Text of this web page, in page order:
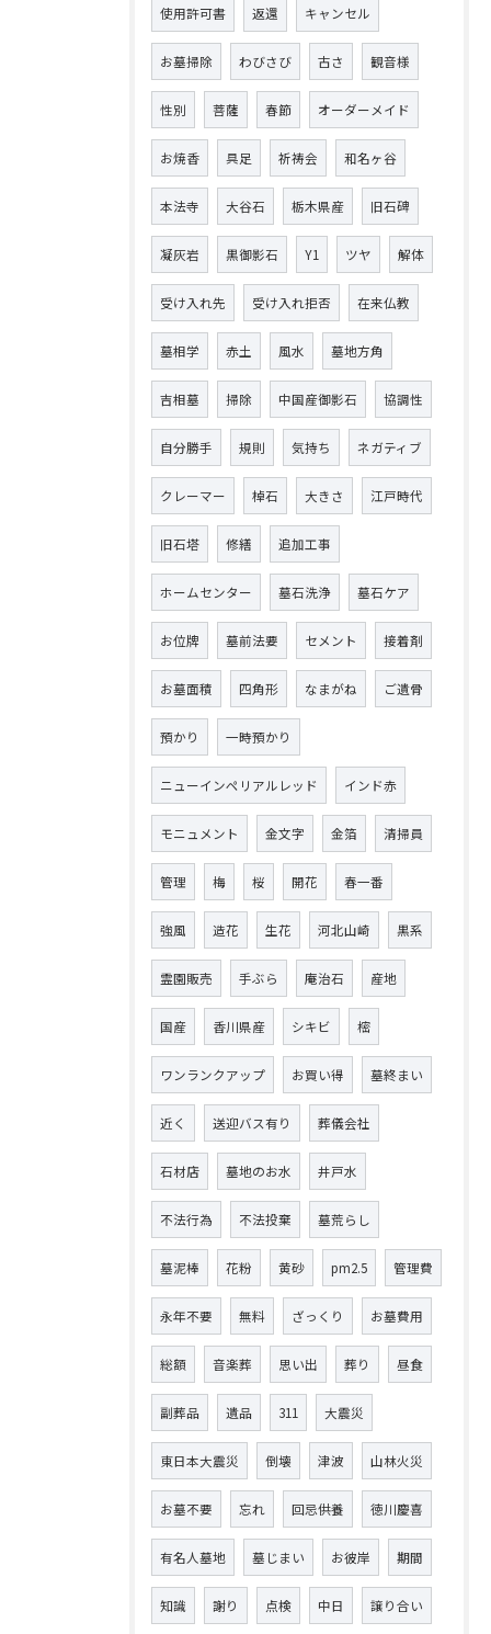
使用許可書 返還 キャンセル
お墓掃除 わびさび 古さ 観音様
性別 菩薩 春節 オーダーメイド
お焼香 具足 祈祷会 和名ヶ谷
本法寺 大谷石 栃木県産 旧石碑
凝灰岩 黒御影石 Y1 ツヤ 解体
受け入れ先 受け入れ拒否 在来仏教
墓相学 赤土 風水 墓地方角
吉相墓 掃除 中国産御影石 協調性
自分勝手 規則 気持ち ネガティブ
クレーマー 棹石 大きさ 江戸時代
旧石塔 修繕 追加工事
ホームセンター 墓石洗浄 墓石ケア
お位牌 墓前法要 セメント 接着剤
お墓面積 四角形 なまがね ご遺骨
預かり 一時預かり
ニューインペリアルレッド インド赤
モニュメント 金文字 金箔 清掃員
管理 梅 桜 開花 春一番
強風 造花 生花 河北山崎 黒系
霊園販売 手ぶら 庵治石 産地
国産 香川県産 シキビ 樒
ワンランクアップ お買い得 墓終まい
近く 送迎バス有り 葬儀会社
石材店 墓地のお水 井戸水
不法行為 不法投棄 墓荒らし
墓泥棒 花粉 黄砂 pm2.5 管理費
永年不要 無料 ざっくり お墓費用
総額 音楽葬 思い出 葬り 昼食
副葬品 遺品 311 大震災
東日本大震災 倒壊 津波 山林火災
お墓不要 忘れ 回忌供養 徳川慶喜
有名人墓地 墓じまい お彼岸 期間
知識 謝り 点検 中日 譲り合い